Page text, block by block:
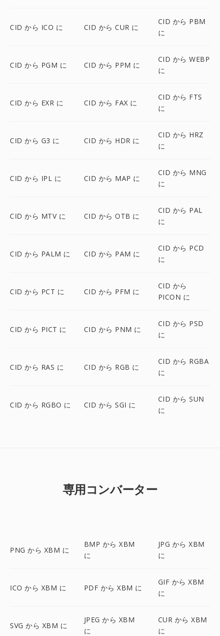
CID から ICO に CID から CUR に
CID から PBM
に
CID から PGM に CID から PPM に
CID から WEBP
に
CID から EXR に CID から FAX に
CID から FTS
に
CID から G3 に CID から HDR に
CID から HRZ
に
CID から IPL に CID から MAP に
CID から MNG
に
CID から MTV に CID から OTB に
CID から PAL
に
CID から PALM に CID から PAM に
CID から PCD
に
CID から PCT に CID から PFM に
CID から
PICON に
CID から PICT に CID から PNM に
CID から PSD
に
CID から RAS に CID から RGB に
CID から RGBA
に
CID から RGBO に CID から SGI に
CID から SUN
に
専用コンバーター
PNG から XBM に
BMP から XBM
に
JPG から XBM
に
ICO から XBM に PDF から XBM に
GIF から XBM
に
SVG から XBM に
JPEG から XBM
に
CUR から XBM
に